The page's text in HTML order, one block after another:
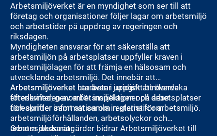
Arbetsmiljöverket är en myndighet som ser till att
företag och organisationer följer lagar om arbetsmiljö
och arbetstider på uppdrag av regeringen och
riksdagen.
Myndigheten ansvarar för att säkerställa att
arbetsmiljön på arbetsplatser uppfyller kraven i
arbetsmiljölagen för att främja en hälsosam och
utvecklande arbetsmiljö. Det innebär att
Arbetsmiljöverket utarbetar juridiskt bindande
föreskrifter, genomför inspektioner på arbetsplatser
och sprider information om reglerna för arbetsmiljö.
Arbetsmiljöverket har även i uppgift att övervaka
efterlevnaden av arbetsmiljölagen och dess
föreskrifter samt att samla in statistik om
arbetsmiljöförhållanden, arbetsolyckor och
arbetssjukdomar.
Genom dessa åtgärder bidrar Arbetsmiljöverket till